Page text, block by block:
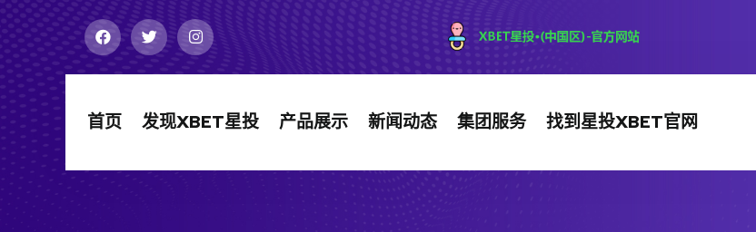
首页 发现XBET星投 产品展示 新闻动态 集团服务 找到星投XBET官网